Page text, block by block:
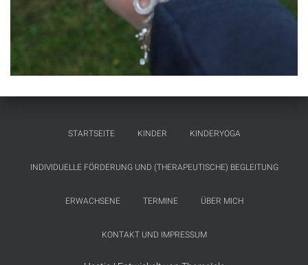
STARTSEITE KINDER KINDERYOGA
INDIVIDUELLE FÖRDERUNG UND (THERAPEUTISCHE) BEGLEITUNG
ERWACHSENE TERMINE ÜBER MICH
KONTAKT UND IMPRESSUM